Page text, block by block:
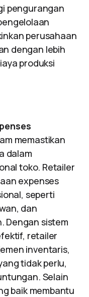
pengurangan
perusahaan
dengan lebih
produksi
memastikan
dalam
toko. Retailer
expenses
seperti
dan
Dengan sistem
retailer
inventaris,
tidak perlu,
Selain
baik membantu